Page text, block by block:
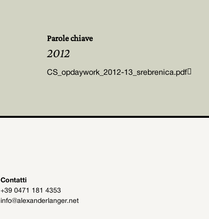
Parole chiave
2012
CS_opdaywork_2012-13_srebrenica.pdf
Contatti
+39 0471 181 4353
info@alexanderlanger.net